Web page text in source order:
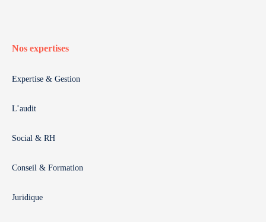
Nos expertises
Expertise & Gestion
L’audit
Social & RH
Conseil & Formation
Juridique